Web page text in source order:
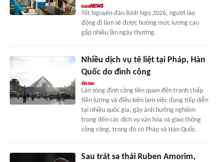
Tết Nguyên đán Bính Ngọ 2026, người lao
động đi làm sẽ được hưởng mức lương cao
gấp nhiều lần ngày thường.
Nhiều dịch vụ tê liệt tại Pháp, Hàn
Quốc do đình công
Làn sóng đình công liên quan đến tranh chấp
tiền lương và điều kiện làm việc đang tiếp diễn
tại nhiều quốc gia, gây ảnh hưởng nghiêm
trọng đến các dịch vụ văn hóa và giao thông
công cộng, trong đó có Pháp và Hàn Quốc.
Sau trát sa thải Ruben Amorim,